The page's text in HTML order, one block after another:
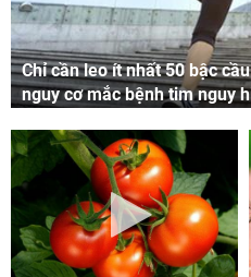
Chỉ cần leo ít nhất 50 bậc
nguy cơ mắc bệnh tim nguy